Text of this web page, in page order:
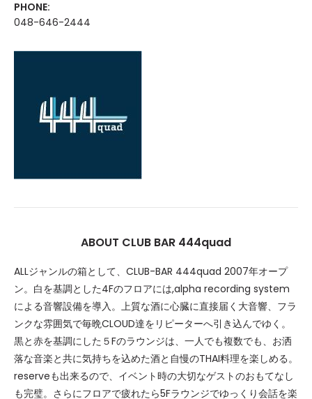
PHONE:
048-646-2444
ABOUT CLUB BAR 444quad
ALLジャンルの箱として、CLUB-BAR 444quad 2007年オープ
ン。白を基調とした4Fのフロアには,alpha recording system
による音響設備を導入。上質な酒に心臓に直接届く大音響、フラ
ンクな雰囲気で毎晩CLOUD達をリピーターへ引き込んでゆく。
黒と赤を基調にした５Fのラウンジは、一人でも複数でも、お洒
落な音楽と共に気持ちを込めた酒と自慢のTHAI料理を楽しめる。
reserveも出来るので、イベント時の大切なゲストのおもてなし
も完璧。さらにフロアで疲れたら5Fラウンジでゆっくり会話を楽